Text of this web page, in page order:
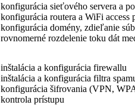
konfigurácia sieťového servera a
konfigurácia routera a WiFi access
konfigurácia domény, zdieľanie
rovnomerné rozdelenie toku dát
inštalácia a konfigurácia firewallu
inštalácia a konfigurácia filtra
konfigurácia šifrovania (VPN,
kontrola prístupu